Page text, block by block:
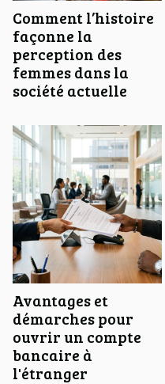
Comment l’histoire
façonne la
perception des
femmes dans la
société actuelle
Avantages et
démarches pour
ouvrir un compte
bancaire à
l'étranger